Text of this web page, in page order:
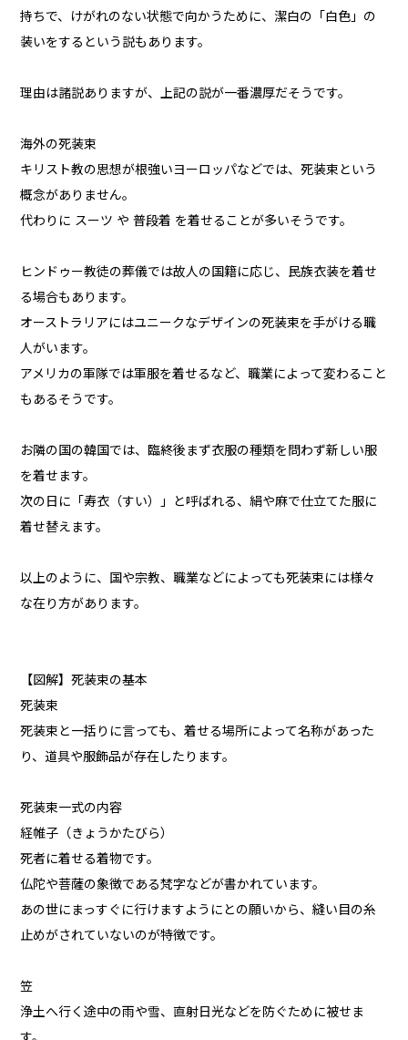
持ちで、けがれのない状態で向かうために、潔白の「白色」の
装いをするという説もあります。
理由は諸説ありますが、上記の説が一番濃厚だそうです。
海外の死装束
キリスト教の思想が根強いヨーロッパなどでは、死装束という
概念がありません。
代わりに スーツ や 普段着 を着せることが多いそうです。
ヒンドゥー教徒の葬儀では故人の国籍に応じ、民族衣装を着せ
る場合もあります。
オーストラリアにはユニークなデザインの死装束を手がける職
人がいます。
アメリカの軍隊では軍服を着せるなど、職業によって変わること
もあるそうです。
お隣の国の韓国では、臨終後まず衣服の種類を問わず新しい服
を着せます。
次の日に「寿衣（すい）」と呼ばれる、絹や麻で仕立てた服に
着せ替えます。
以上のように、国や宗教、職業などによっても死装束には様々
な在り方があります。
【図解】死装束の基本
死装束
死装束と一括りに言っても、着せる場所によって名称があった
り、道具や服飾品が存在したります。
死装束一式の内容
経帷子（きょうかたびら）
死者に着せる着物です。
仏陀や菩薩の象徴である梵字などが書かれています。
あの世にまっすぐに行けますようにとの願いから、縫い目の糸
止めがされていないのが特徴です。
笠
浄土へ行く途中の雨や雪、直射日光などを防ぐために被せま